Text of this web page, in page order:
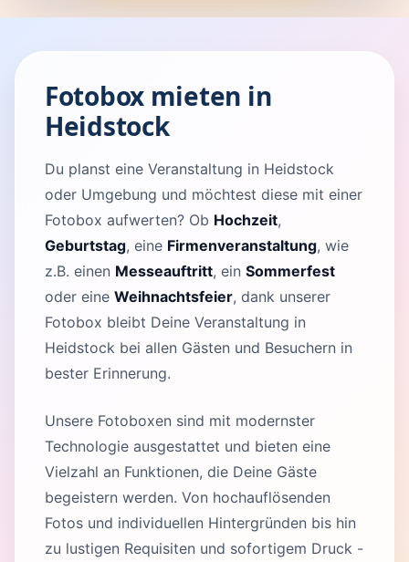
Fotobox mieten in
Heidstock
Du planst eine Veranstaltung in Heidstock
oder Umgebung und möchtest diese mit einer
Fotobox aufwerten? Ob Hochzeit,
Geburtstag, eine Firmenveranstaltung, wie
z.B. einen Messeauftritt, ein Sommerfest
oder eine Weihnachtsfeier, dank unserer
Fotobox bleibt Deine Veranstaltung in
Heidstock bei allen Gästen und Besuchern in
bester Erinnerung.
Unsere Fotoboxen sind mit modernster
Technologie ausgestattet und bieten eine
Vielzahl an Funktionen, die Deine Gäste
begeistern werden. Von hochauflösenden
Fotos und individuellen Hintergründen bis hin
zu lustigen Requisiten und sofortigem Druck -